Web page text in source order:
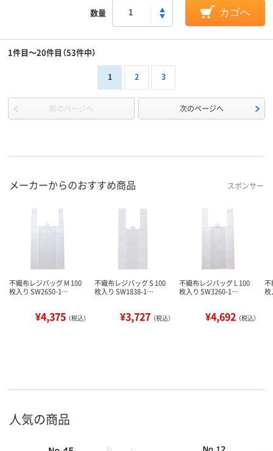
数量 カゴへ
1件目～20件目（53件中）
1 2 3
前のページへ 次のページへ
メーカーからのおすすめ商品 スポンサー
不織布レジバッグ M 100
枚入り SW2650-1…
¥4,375 （税込）
不織布レジバッグ S 100
枚入り SW1838-1…
¥3,727 （税込）
不織布レジバッグ L 100
枚入り SW3260-1…
¥4,692 （税込）
不
枚
人気の商品